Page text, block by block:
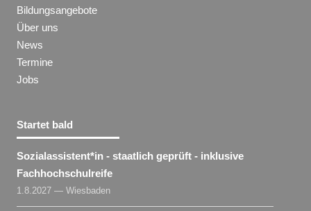
Bildungsangebote
Über uns
News
Termine
Jobs
Startet bald
Sozialassistent​*in - staatlich geprüft - inklusive
Fachhochschulreife
1.8.2027 — Wiesbaden